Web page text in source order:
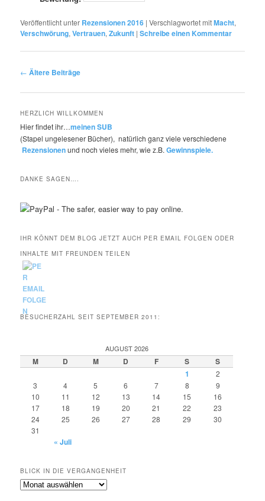
Veröffentlicht unter Rezensionen 2016 |Verschlagwortet mitMacht,
Verschwörung,Vertrauen,Zukunft |Schreibe einen Kommentar
Beitragsnavigation
← Ältere Beiträge
HERZLICH WILLKOMMEN
Hier findet ihr…meinen SUB
(Stapel ungelesener Bücher), natürlich ganz viele verschiedene
Rezensionenund noch vieles mehr, wie z.B.Gewinnspiele.
DANKE SAGEN….
IHR KÖNNT DEM BLOG JETZT AUCH PER EMAIL FOLGEN ODER
INHALTE MIT FREUNDEN TEILEN
BESUCHERZAHL SEIT SEPTEMBER 2011:
AUGUST 2026
M D M D F S
S
1
2
3
4 5 6 7 8
9
10
11 12 13 14 15
16
17
18 19 20 21 22
23
24
25 26 27 28 29
30
31
« Juli
BLICK IN DIE VERGANGENHEIT
Blick